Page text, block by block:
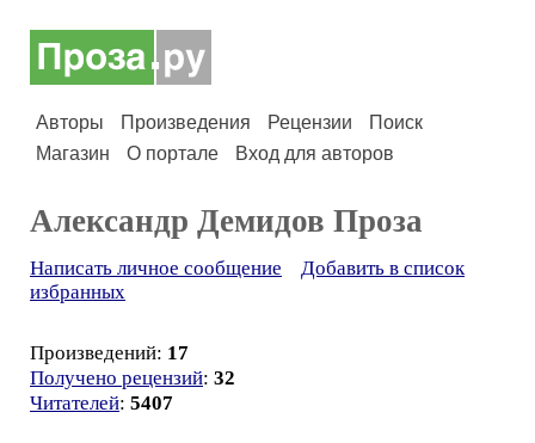
Авторы Произведения Рецензии
Поиск
Магазин
О портале Вход для авторов
Александр Демидов Проза
Написать личное сообщение
Добавить в список
избранных
Произведений: 17
Получено рецензий: 32
Читателей: 5407